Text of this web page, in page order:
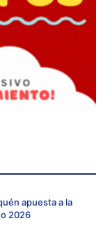
apuesta a la
2026